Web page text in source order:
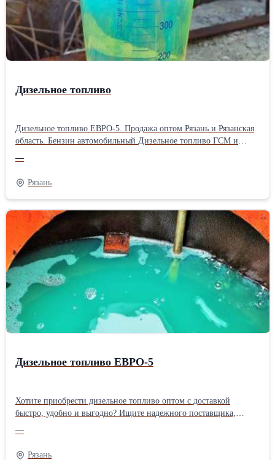
Дизельное топливо
Дизельное топливо ЕВРО-5. Продажа оптом Рязань и Рязанская
область. Бензин автомобильный Дизельное топливо ГСМ и
—
Рязань
Дизельное топливо ЕВРО-5
Хотите приобрести дизельное топливо оптом с доставкой
быстро, удобно и выгодно? Ищите надежного поставщика,
топлива? Нацелены на долгосрочное сотрудничество? Звоните и
заказывайте ДТ прямо сейчас!
—
Рязань